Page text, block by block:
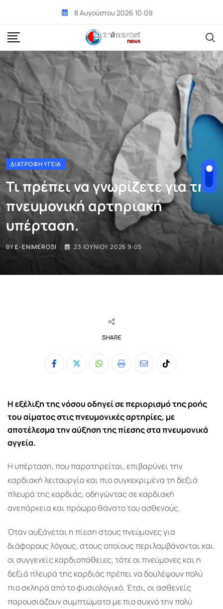
content
8 Αυγούστου 2026 10:09
ΔΙΑΤΡΟΦΉ ΥΓΕΊΑ
Τι πρέπει να γνωρίζετε για την
πνευμονική αρτηριακή
υπέρταση.
BYE-ENIMEROSI 23 ΙΟΥΝΊΟΥ 2026 9:05
SHARE
Whatsapp
Print
ShareTiktok
Ηεξέλιξη της νόσου οδηγεί σε περιορισμό της ροής
του αίματος στις πνευμονικές αρτηρίες, με
αποτέλεσμα την αύξηση της πίεσης στα πνευμονικά
αγγεία.
Η υπέρταση, που παρατηρείται, επιβαρύνει την
καρδιακή λειτουργία και πιο συγκεκριμένα τη δεξιά
πλευρά της καρδιάς, οδηγώντας σε καρδιακή
ανεπάρκεια και πρόωρο θάνατο του ασθενούς.
Όταν αυξάνεται η πίεση στους πνεύμονες για
διάφορους λόγους, στους οποίους περιλαμβάνονται και
οι συγγενείς καρδιοπάθειες, τότε οι πνεύμονες και η
δεξιά πλευρά της καρδιάς πρέπει να δουλέψουν πολύ
πιο σκληρά από το φυσιολογικό. Έτσι, οι ασθενείς
παρουσιάζουν συμπτώματα με πιο συχνό την πολύ